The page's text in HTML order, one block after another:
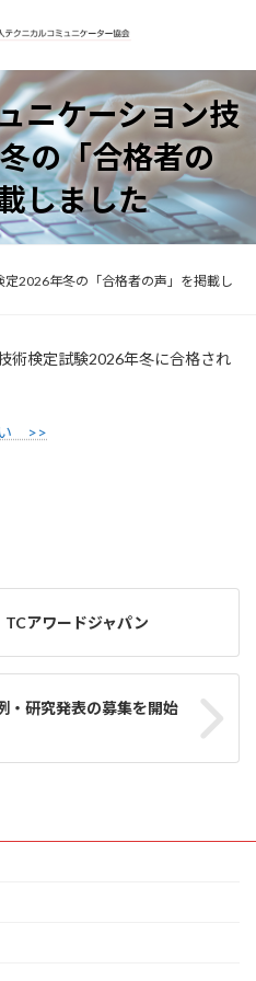
ニケーション技
の「合格者の
しました
2026年冬の「合格者の声」を掲載し
術検定試験2026年冬に合格され
い >>
アワードジャパン
研究発表の募集を開始